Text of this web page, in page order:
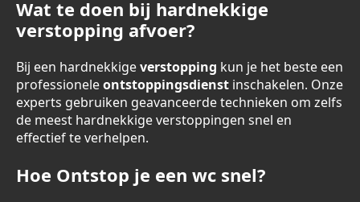
Wat te doen bij hardnekkige
verstopping afvoer?
Bij een hardnekkigeverstopping kun je het beste een
professioneleontstoppingsdienst inschakelen. Onze
experts gebruiken geavanceerde technieken om zelfs
de meest hardnekkige verstoppingen snel en
effectief te verhelpen.
Hoe Ontstop je een wc snel?